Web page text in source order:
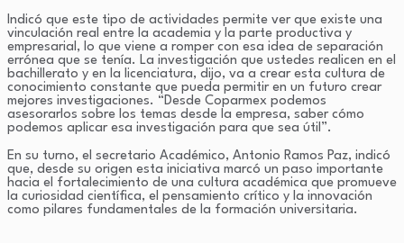
Indicó que este tipo de actividades permite ver que existe una
vinculación real entre la academia y la parte productiva y
empresarial, lo que viene a romper con esa idea de separación
errónea que se tenía. La investigación que ustedes realicen en el
bachillerato y en la licenciatura, dijo, va a crear esta cultura de
conocimiento constante que pueda permitir en un futuro crear
mejores investigaciones. “Desde Coparmex podemos
asesorarlos sobre los temas desde la empresa, saber cómo
podemos aplicar esa investigación para que sea útil”.
En su turno, el secretario Académico, Antonio Ramos Paz, indicó
que, desde su origen esta iniciativa marcó un paso importante
hacia el fortalecimiento de una cultura académica que promueve
la curiosidad científica, el pensamiento crítico y la innovación
como pilares fundamentales de la formación universitaria.